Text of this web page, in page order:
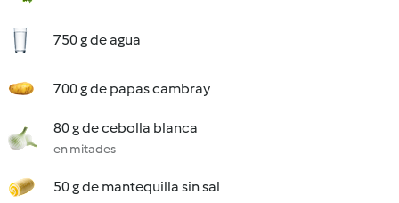
750 g de agua
700 g de papas cambray
80 g de cebolla blanca
en mitades
50 g de mantequilla sin sal